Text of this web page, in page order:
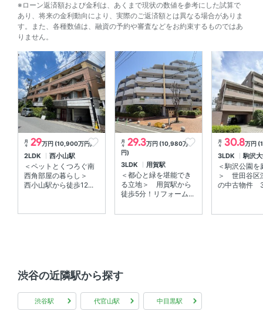
鍵交換費用 27500円（税込）
緊急サポート
リノベーション
-
その他初期費用
エアコンクリーニング：壁掛け・床置き式1台あたり
11000円（税込）天井カセット型エアコン1台あたり
27500円（税込）
備考
入居 即入居可
取引態様 一般
※ローン返済額および金利は、あくまで現状の数値を参考にした試算で
あり、将来の金利動向により、実際のご返済額とは異なる場合がありま
す。また、各種数値は、融資の予約や審査などをお約束するものではあ
りません。
月
々 29万円 (10,900万円)
2LDK 西小山駅
＜ペットとくつろぐ南
西角部屋の暮らし＞
西小山駅から徒歩12...
月
々 29.3万円 (10,980万
円)
3LDK 用賀駅
＜都心と緑を堪能でき
る立地＞ 用賀駅から
徒歩5分！リフォーム...
月
々 30.8万円
3LDK 駒沢
＜駒沢公園を
＞ 世田谷区
の中古物件
渋谷の近隣駅から探す
渋谷駅 代官山駅 中目黒駅